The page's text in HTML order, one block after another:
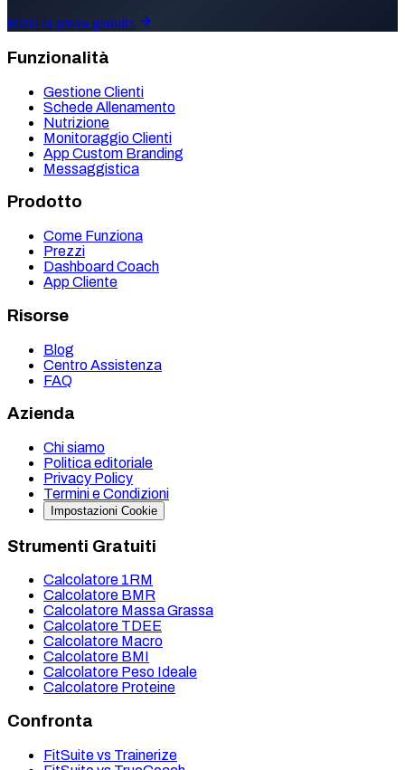
Inizia la prova gratuita
Funzionalità
Gestione Clienti
Schede Allenamento
Nutrizione
Monitoraggio Clienti
App Custom Branding
Messaggistica
Prodotto
Come Funziona
Prezzi
Dashboard Coach
App Cliente
Risorse
Blog
Centro Assistenza
FAQ
Azienda
Chi siamo
Politica editoriale
Privacy Policy
Termini e Condizioni
Impostazioni Cookie
Strumenti Gratuiti
Calcolatore 1RM
Calcolatore BMR
Calcolatore Massa Grassa
Calcolatore TDEE
Calcolatore Macro
Calcolatore BMI
Calcolatore Peso Ideale
Calcolatore Proteine
Confronta
FitSuite vs Trainerize